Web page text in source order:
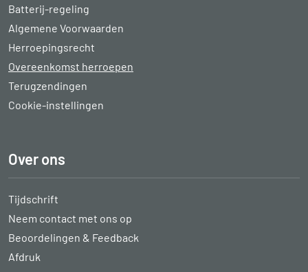
Batterij-regeling
Algemene Voorwaarden
Herroepingsrecht
Overeenkomst herroepen
Terugzendingen
Cookie-instellingen
Over ons
Tijdschrift
Neem contact met ons op
Beoordelingen & Feedback
Afdruk